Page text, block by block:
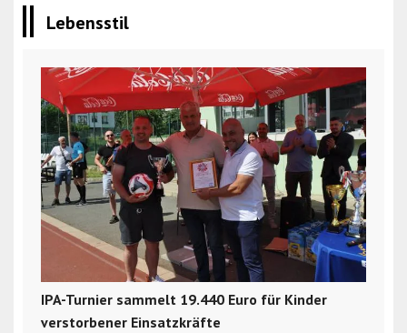
Lebensstil
IPA-Turnier sammelt 19.440 Euro für Kinder
verstorbener Einsatzkräfte